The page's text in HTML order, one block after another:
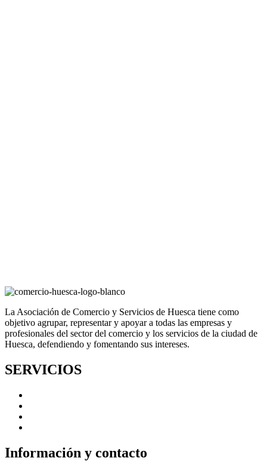
La Asociación de Comercio y Servicios de Huesca tiene como
objetivo agrupar, representar y apoyar a todas las empresas y
profesionales del sector del comercio y los servicios de la ciudad de
Huesca, defendiendo y fomentando sus intereses.
SERVICIOS
Información y contacto